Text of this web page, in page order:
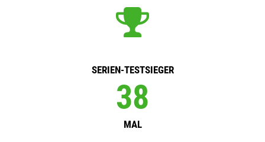
SERIEN-TESTSIEGER
40
MAL